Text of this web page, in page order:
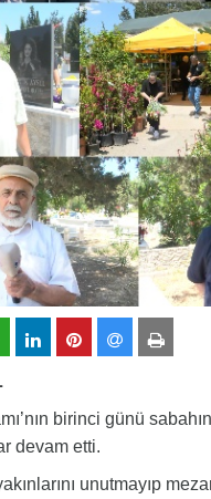
birinci günü
devam etti.
unutmayıp